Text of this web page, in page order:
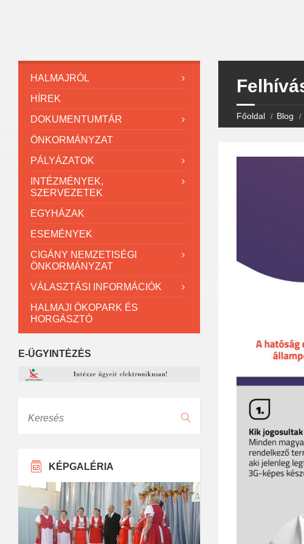
Főoldal Blog
HALMAJRÓL
HÍREK
DOKUMENTUMTÁR
ÖNKORMÁNYZAT
PÁLYÁZATOK
INTÉZMÉNYEK,
SZERVEZETEK
EGYHÁZAK
ESEMÉNYEK
CIGÁNY NEMZETISÉGI
ÖNKORMÁNYZAT
VÁLASZTÁSI INFORMÁCIÓK
HALMAJI ÖKOPARK ÉS
HORGÁSZTÓ
E-ÜGYINTÉZÉS
KÉPGALÉRIA